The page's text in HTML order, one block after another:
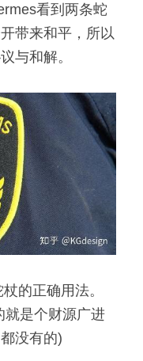
看到两条蛇
带来和平，所以
与和解。
的正确用法。
就是个财源广进
没有的)